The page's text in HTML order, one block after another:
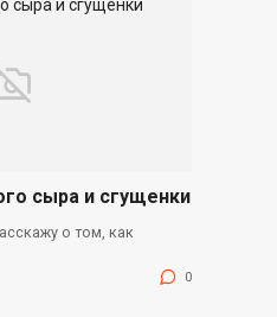
сыра и сгущенки
о том, как
0